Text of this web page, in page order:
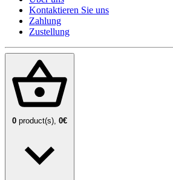
Kontaktieren Sie uns
Zahlung
Zustellung
0 product(s), 0€